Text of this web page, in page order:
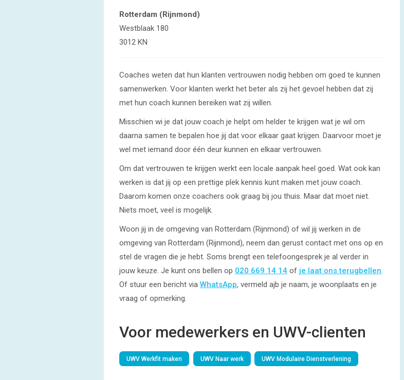
Rotterdam (Rijnmond)
Westblaak 180
3012 KN
Coaches weten dat hun klanten vertrouwen nodig hebben om goed te kunnen
samenwerken. Voor klanten werkt het beter als zij het gevoel hebben dat zij
met hun coach kunnen bereiken wat zij willen.
Misschien wi je dat jouw coach je helpt om helder te krijgen wat je wil om
daarna samen te bepalen hoe jij dat voor elkaar gaat krijgen. Daarvoor moet je
wel met iemand door één deur kunnen en elkaar vertrouwen.
Om dat vertrouwen te krijgen werkt een locale aanpak heel goed. Wat ook kan
werken is dat jij op een prettige plek kennis kunt maken met jouw coach.
Daarom komen onze coachers ook graag bij jou thuis. Maar dat moet niet.
Niets moet, veel is mogelijk.
Woon jij in de omgeving van Rotterdam (Rijnmond) of wil jij werken in de
omgeving van Rotterdam (Rijnmond), neem dan gerust contact met ons op en
stel de vragen die je hebt. Soms brengt een telefoongesprek je al verder in
jouw keuze. Je kunt ons bellen op 020 669 14 14 of je laat ons terugbellen.
Of stuur een bericht via WhatsApp, vermeld ajb je naam, je woonplaats en je
vraag of opmerking.
Voor medewerkers en UWV-clienten
UWV Werkfit maken UWV Naar werk UWV Modulaire Dienstverlening